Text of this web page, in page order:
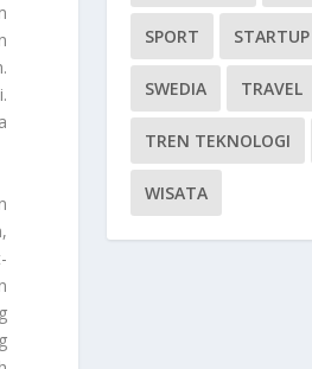
SPORT
SWEDIA TRAVEL
TREN TEKNOLOGI
WISATA